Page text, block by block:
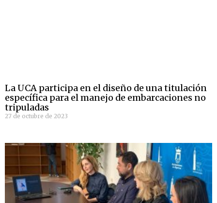
La UCA participa en el diseño de una titulación
específica para el manejo de embarcaciones no
tripuladas
27 de octubre de 2023